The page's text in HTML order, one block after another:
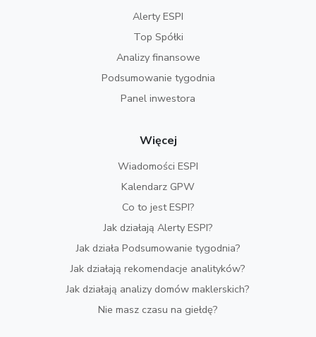
Alerty ESPI
Top Spółki
Analizy finansowe
Podsumowanie tygodnia
Panel inwestora
Więcej
Wiadomości ESPI
Kalendarz GPW
Co to jest ESPI?
Jak działają Alerty ESPI?
Jak działa Podsumowanie tygodnia?
Jak działają rekomendacje analityków?
Jak działają analizy domów maklerskich?
Nie masz czasu na giełdę?